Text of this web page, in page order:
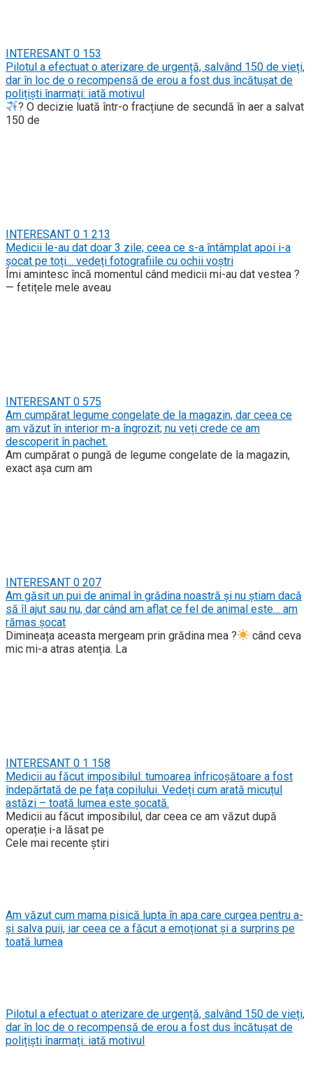
INTERESANT 0 153
Pilotul a efectuat o aterizare de urgență, salvând 150 de vieți,
dar în loc de o recompensă de erou a fost dus încătușat de
polițiști înarmați: iată motivul
? O decizie luată într-o fracțiune de secundă în aer a salvat
150 de
INTERESANT 0 1 213
Medicii le-au dat doar 3 zile; ceea ce s-a întâmplat apoi i-a
șocat pe toți… vedeți fotografiile cu ochii voștri
Îmi amintesc încă momentul când medicii mi-au dat vestea ?
— fetițele mele aveau
INTERESANT 0 575
Am cumpărat legume congelate de la magazin, dar ceea ce
am văzut în interior m-a îngrozit; nu veți crede ce am
descoperit în pachet.
Am cumpărat o pungă de legume congelate de la magazin,
exact așa cum am
INTERESANT 0 207
Am găsit un pui de animal în grădina noastră și nu știam dacă
să îl ajut sau nu, dar când am aflat ce fel de animal este… am
rămas șocat
Dimineața aceasta mergeam prin grădina mea ?
când ceva
mic mi-a atras atenția. La
INTERESANT 0 1 158
Medicii au făcut imposibilul: tumoarea înfricoșătoare a fost
îndepărtată de pe fața copilului. Vedeți cum arată micuțul
astăzi – toată lumea este șocată.
Medicii au făcut imposibilul, dar ceea ce am văzut după
operație i-a lăsat pe
Cele mai recente știri
Am văzut cum mama pisică lupta în apa care curgea pentru a-
și salva puii, iar ceea ce a făcut a emoționat și a surprins pe
toată lumea
Pilotul a efectuat o aterizare de urgență, salvând 150 de vieți,
dar în loc de o recompensă de erou a fost dus încătușat de
polițiști înarmați: iată motivul